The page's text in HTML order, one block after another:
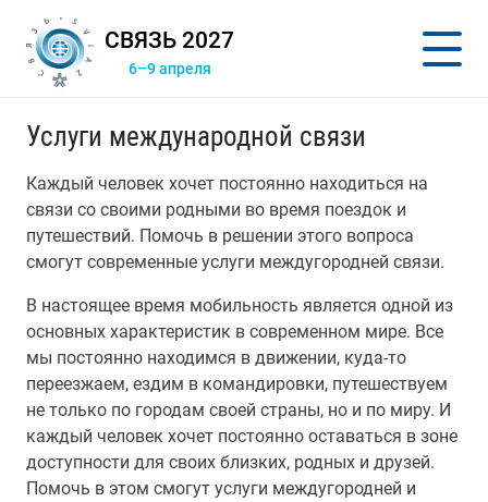
СВЯЗЬ 2027
6–9 апреля
Услуги международной связи
Каждый человек хочет постоянно находиться на
связи со своими родными во время поездок и
путешествий. Помочь в решении этого вопроса
смогут современные услуги междугородней связи.
В настоящее время мобильность является одной из
основных характеристик в современном мире. Все
мы постоянно находимся в движении, куда-то
переезжаем, ездим в командировки, путешествуем
не только по городам своей страны, но и по миру. И
каждый человек хочет постоянно оставаться в зоне
доступности для своих близких, родных и друзей.
Помочь в этом смогут услуги междугородней и